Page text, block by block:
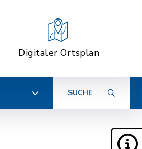
Digitaler Ortsplan
SUCHE